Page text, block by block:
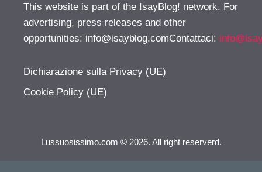
This website is part of the IsayBlog! network. For
advertising, press releases and other
opportunities: info@isayblog.comContattaci:
Dichiarazione sulla Privacy (UE)
Cookie Policy (UE)
Lussuosissimo.com © 2026. All right reserverd.